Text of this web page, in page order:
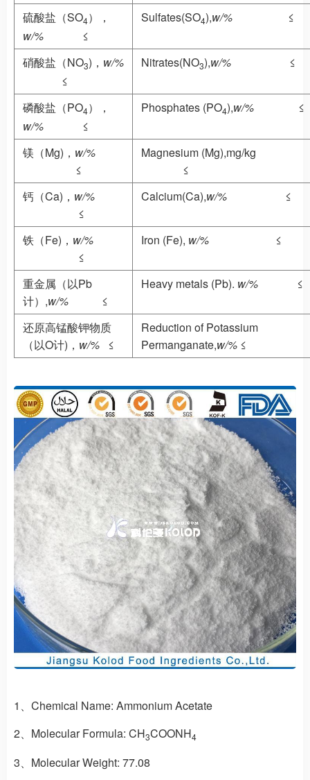
硫酸盐（SO4），
w/%
≤
Sulfates(SO4),w/% ≤
硝酸盐（NO3)， w/%
≤
Nitrates(NO3),w/% ≤
磷酸盐（PO4），
w/%
≤
Phosphates (PO4),w/% ≤
镁（Mg)， w/%
≤
Magnesium (Mg),mg/kg
≤
钙（Ca)， w/%
≤
Calcium(Ca),w/% ≤
铁（Fe)， w/%
≤
Iron (Fe), w/% ≤
重金属（以Pb
计）,w/% ≤
Heavy metals (Pb). w/% ≤
还原高锰酸钾物质
（以O计)， w/% ≤
Reduction of Potassium
Permanganate,w/% ≤
1、Chemical Name: Ammonium Acetate
2、Molecular Formula: CH3COONH4
3、Molecular Weight: 77.08